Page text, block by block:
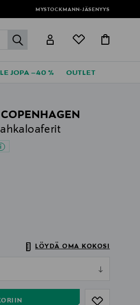
MYSTOCKMANN-JÄSENYYS
label.header.go
JOPA –40 % OUTLET
LÖYDÄ OMA KOKOSI